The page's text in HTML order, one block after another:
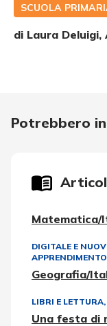
SCUOLA
di Laura Deluigi,
Potrebbero
Matematica/
DIGITALE E
APPRENDIMENTO
Geografia/
LIBRI E LETTURA,
Una festa di